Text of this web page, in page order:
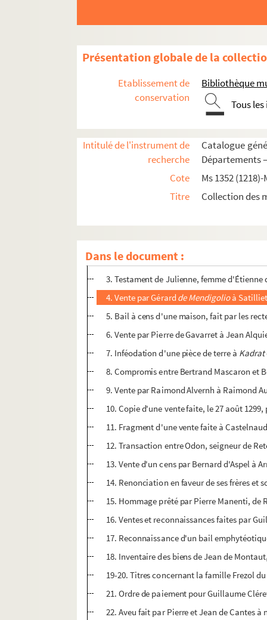
Présentation globale de la
Etablissement de
conservation
Bibliothèque
Tous
Intitulé de l'instrument de
recherche
Catalogue
Départements
Cote
Ms 1352
Titre
Collection des
Dans le document :
Ms 1411 (1276). Recueil de pièces
Ms 1413 (1278). Recueil de pièces,
Ms 1414 (1279). Recueil de pièces,
Ms 1415 (1280). Recueil de pièces,
Ms 1416 (1281). Recueil de pièces
Ms 1417 (1282). Recueil de pièces
Ms 1418 (1283). Recueil de pièces
Ms 1419 (1284). Recueil de pièces,
1. Vente de cens sis sur des maisons à
2. Sentence arbitrale prononcée entre
3. Testament de Julienne, femme
4. Vente par Gérard de Mendigolioà
5. Bail à cens d'une maison, fait par les
6. Vente par Pierre de Gavarret à Jean
7. Inféodation d'une pièce de terre à Kadrat
8. Compromis entre Bertrand Mascaron et
9. Vente par Raimond Alvernh à Raimond
10. Copie d'une vente faite, le 27 août
11. Fragment d'une vente faite à
12. Transaction entre Odon, seigneur de
13. Vente d'un cens par Bernard d'Aspel à
14. Renonciation en faveur de ses frères
15. Hommage prêté par Pierre Manenti,
16. Ventes et reconnaissances faites par
17. Reconnaissance d'un bail
18. Inventaire des biens de Jean de
19-20. Titres concernant la famille Frezol
21. Ordre de paiement pour Guillaume
22. Aveu fait par Pierre et Jean de Cantes